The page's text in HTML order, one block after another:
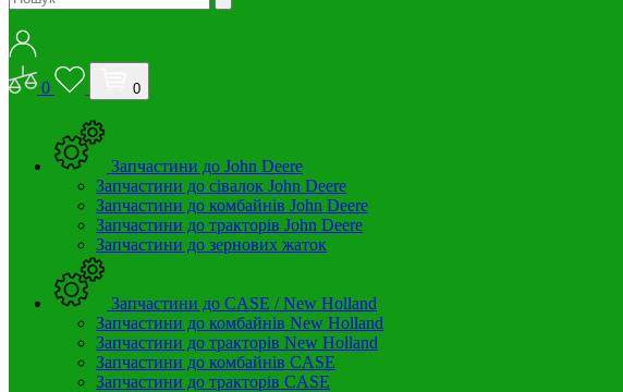
0 0
Запчастини до John Deere
Запчастини до сівалок John Deere
Запчастини до комбайнів John Deere
Запчастини до тракторів John Deere
Запчастини до зернових жаток
Запчастини до CASE / New Holland
Запчастини до комбайнів New Holland
Запчастини до тракторів New Holland
Запчастини до комбайнів CASE
Запчастини до тракторів CASE